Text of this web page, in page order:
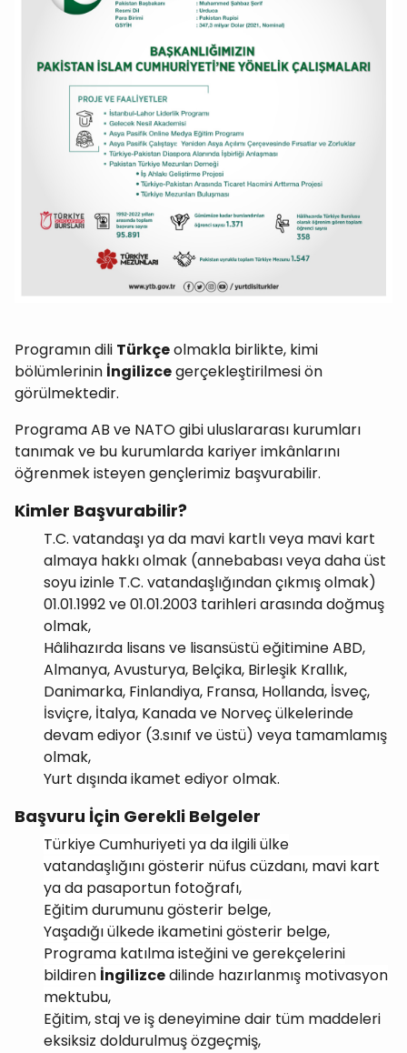
Programın dili Türkçeolmakla birlikte, kimi
bölümlerinin İngilizcegerçekleştirilmesi ön
görülmektedir.
Programa AB ve NATO gibi uluslararası kurumları
tanımak ve bu kurumlarda kariyer imkânlarını
öğrenmek isteyen gençlerimiz başvurabilir.
Kimler Başvurabilir?
T.C. vatandaşı ya da mavi kartlı veya mavi kart
almaya hakkı olmak (annebabası veya daha üst
soyu izinle T.C. vatandaşlığından çıkmış olmak)
01.01.1992 ve 01.01.2003 tarihleri arasında doğmuş
olmak,
Hâlihazırda lisans ve lisansüstü eğitimine ABD,
Almanya, Avusturya, Belçika, Birleşik Krallık,
Danimarka, Finlandiya, Fransa, Hollanda, İsveç,
İsviçre, İtalya, Kanada ve Norveç ülkelerinde
devam ediyor (3.sınıf ve üstü) veya tamamlamış
olmak,
Yurt dışında ikamet ediyor olmak.
Başvuru İçin Gerekli Belgeler
Türkiye Cumhuriyeti ya da ilgili ülke
vatandaşlığını gösterir nüfus cüzdanı, mavi kart
ya da pasaportun fotoğrafı,
Eğitim durumunu gösterir belge,
Yaşadığı ülkede ikametini gösterir belge,
Programa katılma isteğini ve gerekçelerini
bildiren İngilizcedilinde hazırlanmış motivasyon
mektubu,
Eğitim, staj ve iş deneyimine dair tüm maddeleri
eksiksiz doldurulmuş özgeçmiş,